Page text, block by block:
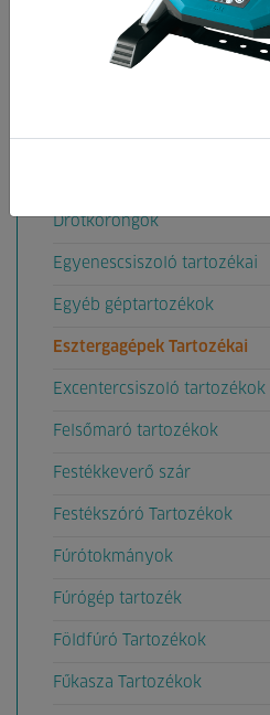
Aligátorfűrész Tartozékok
Betoncsiszoló gép tartozékok
Csiszolás
Drótkorongok
Egyenescsiszoló tartozékai
Egyéb géptartozékok
Esztergagépek Tartozékai
Excentercsiszoló tartozékok
Felsőmaró tartozékok
Festékkeverő szár
Festékszóró Tartozékok
Fúrótokmányok
Fúrógép tartozék
Földfúró Tartozékok
Fűkasza Tartozékok